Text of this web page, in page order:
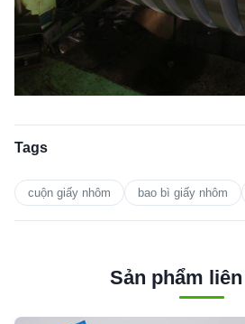
Tags
cuộn giấy nhôm bao bì giấy nhôm
Sản phẩm